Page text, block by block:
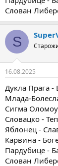
Слован
S
16.08.2025
Дукла Прага -
Млада-
Сигма
Словацко -
Яблонец -
Карвина -
Пардубице -
Слован